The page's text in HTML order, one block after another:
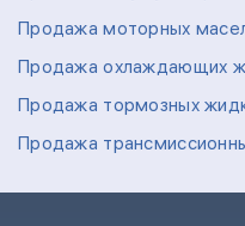
Продажа моторных
Продажа охлаждающих
Продажа тормозных
Продажа